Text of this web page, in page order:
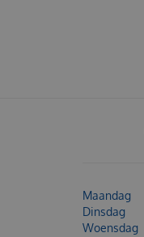
Maandag
Dinsdag
Woensdag